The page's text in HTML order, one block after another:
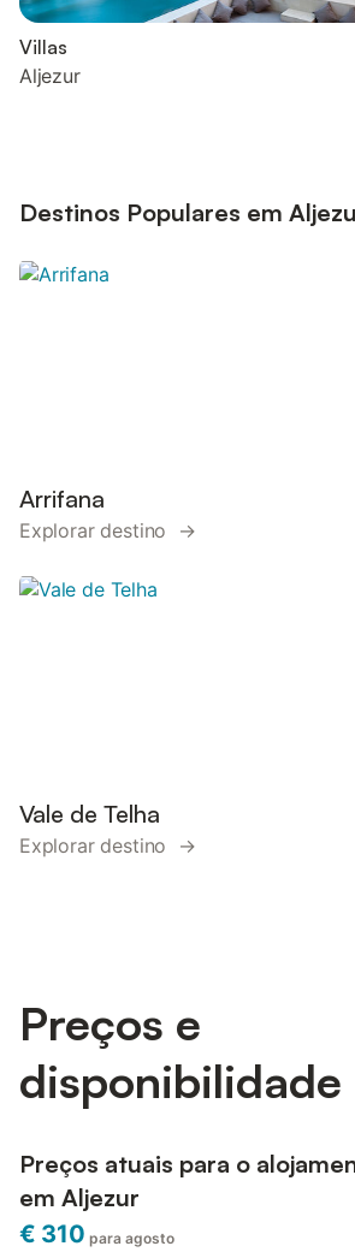
Villas
Aljezur
Destinos Populares em
Arrifana
Explorar destino →
Vale de Telha
Explorar destino →
Preços e
disponibilidade
Preços atuais para o
em Aljezur
€ 310 para agosto